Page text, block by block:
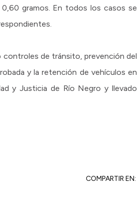
gramos. En todos los casos se
controles de tránsito, prevención del
y la retención de vehículos en
y Justicia de Río Negro y llevado
COMPARTIR EN: